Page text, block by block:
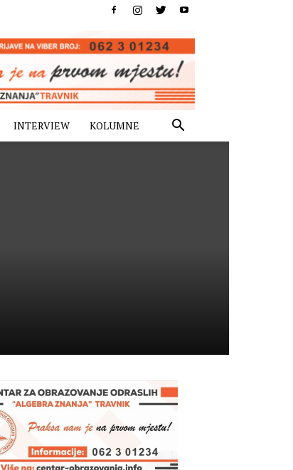
INTERVIEW KOLUMNE